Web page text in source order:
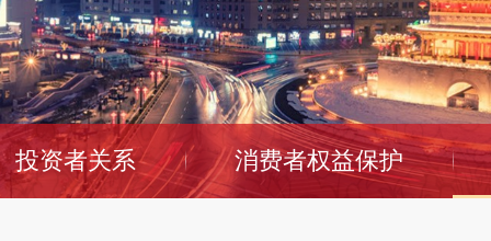
投资者关系 消费者权益保护